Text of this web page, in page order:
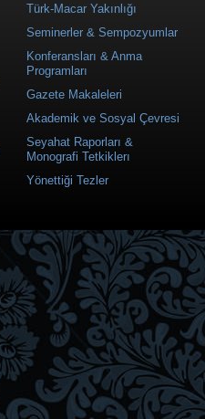
Türk-Macar Yakınlığı
Seminerler & Sempozyumlar
Konferansları & Anma
Programları
Gazete Makaleleri
Akademik ve Sosyal Çevresi
Seyahat Raporları &
Monografi Tetkiklerı
Yönettiği Tezler